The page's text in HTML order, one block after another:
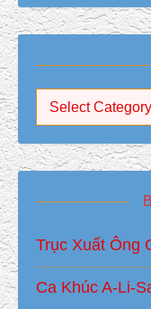
Mục Lục
Trục Xuất Ông
Ca Khúc A-Li-